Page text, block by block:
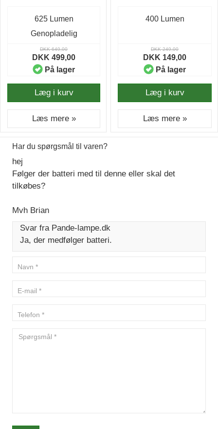
625 Lumen
Genopladelig
DKK 649,00
DKK 499,00
På lager
Læg i kurv
Læs mere »
400 Lumen
DKK 249,00
DKK 149,00
På lager
Læg i kurv
Læs mere »
Har du spørgsmål til varen?
hej
Følger der batteri med til denne eller skal det
tilkøbes?
Mvh Brian
Svar fra Pande-lampe.dk
Ja, der medfølger batteri.